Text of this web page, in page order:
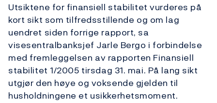
Utsiktene for finansiell stabilitet vurderes på
kort sikt som tilfredsstillende og om lag
uendret siden forrige rapport, sa
visesentralbanksjef Jarle Bergo i forbindelse
med fremleggelsen av rapporten Finansiell
stabilitet 1/2005 tirsdag 31. mai. På lang sikt
utgjør den høye og voksende gjelden til
husholdningene et usikkerhetsmoment.